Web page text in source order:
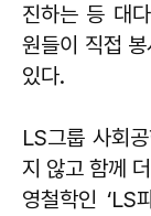
진하는 등 대
원들이 직접
있다.
LS그룹 사회
지 않고 함께
영철학인 ‘LS